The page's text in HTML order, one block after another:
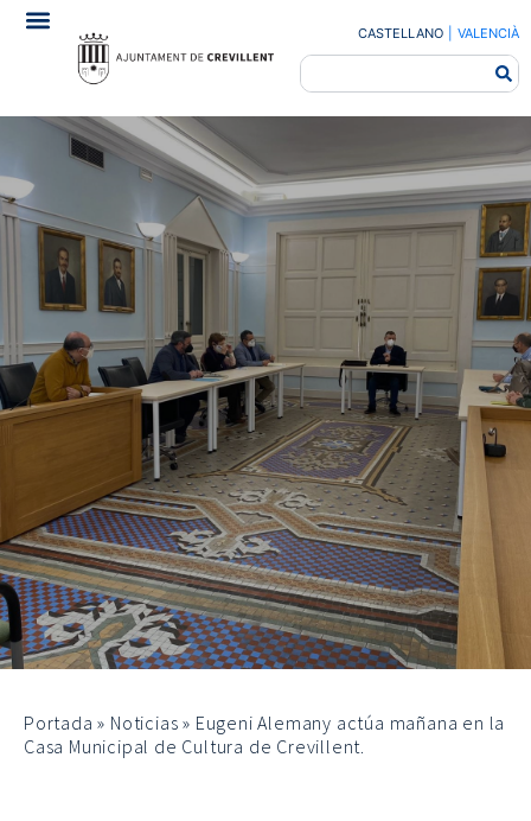
CASTELLANO VALENCIÀ
Portada » Noticias » Eugeni Alemany actúa mañana en la
Casa Municipal de Cultura de Crevillent.